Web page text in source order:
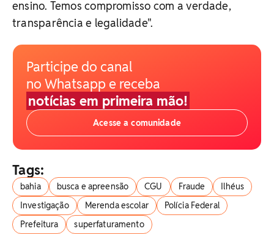
ensino. Temos compromisso com a verdade,
transparência e legalidade".
Participe do canal
no Whatsapp e receba
notícias em primeira mão!
Acesse a comunidade
Tags:
bahia busca e apreensão CGU Fraude
Ilhéus
Investigação
Merenda escolar
Polícia Federal
Prefeitura
superfaturamento